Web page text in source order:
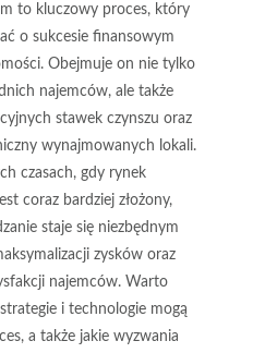
to kluczowy proces, który
o sukcesie finansowym
Obejmuje on nie tylko
najemców, ale także
stawek czynszu oraz
wynajmowanych lokali.
czasach, gdy rynek
coraz bardziej złożony,
staje się niezbędnym
zysków oraz
najemców. Warto
i technologie mogą
a także jakie wyzwania